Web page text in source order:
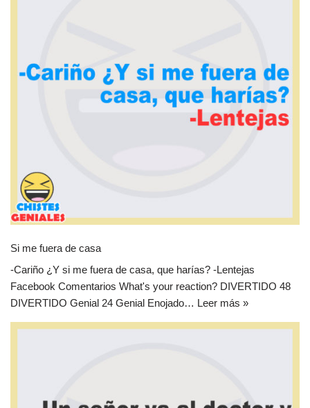
Si me fuera de casa
-Cariño ¿Y si me fuera de casa, que harías? -Lentejas
Facebook Comentarios What's your reaction? DIVERTIDO 48
DIVERTIDO Genial 24 Genial Enojado… Leer más »